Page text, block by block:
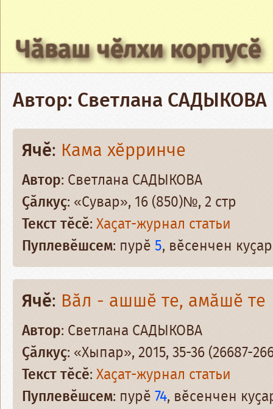
Чӑваш чӗлхи корпусӗ
Автор: Светлана САДЫКОВА
Ячӗ: Кама хӗрринче
Автор: Светлана САДЫКОВА
Ҫӑлкуҫ: «Сувар», 16 (850)№, 2 стр
Текст тӗсӗ:Хаҫат-журнал статьи
Пуплевӗшсем: пурӗ5, вӗсенчен
Ячӗ: Вӑл - ашшӗ те, амӑшӗ те
Автор: Светлана САДЫКОВА
Ҫӑлкуҫ: «Хыпар», 2015, 35-36 (26687-
Текст тӗсӗ:Хаҫат-журнал статьи
Пуплевӗшсем: пурӗ74, вӗсенчен